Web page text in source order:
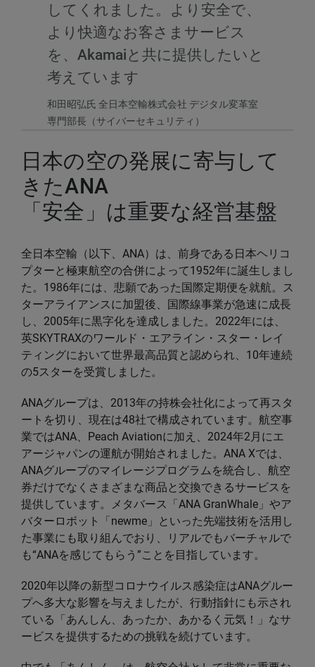
してくれました。より安全で、
より快適なお客さまサービス
を、Akamaiと共に提供したいと
考えています
和田昭弘氏 全日本空輸株式会社 デジタル変革室
専門部長（サイバーセキュリティ）
日本の空の発展に寄与して
きたANA
「安全」は重要な経営基盤
全日本空輸（以下、ANA）は、前身である日本ヘリコ
プターと極東航空の合併によって1952年に誕生しまし
た。1986年には、悲願であった国際定期便を就航。ス
ターアライアンスに加盟後、国際線事業が急速に成長
し、2005年に黒字化を達成しました。2022年には、
英SKYTRAXのワールド・エアライン・スター・レイ
ティングにおいて世界最高品質と認められ、10年連続
の5スターを受賞しました。
ANAグループは、2013年の持株会社化によって再スタ
ートを切り、現在は48社で構成されています。航空事
業ではANA、Peach Aviationに加え、2024年2月にエ
アージャパンの運航が開始されました。ANA Xでは、
ANAグループのマイレージプログラムを統合し、航空
券だけでなくさまざまな商品と交換できるサービスを
提供しています。メタバース「ANA GranWhale」やア
バターロボット「newme」といった先端技術を活用し
た事業にも取り組んでおり、リアルでもバーチャルで
も“ANAを感じてもらう”ことを目指しています。
2020年以降の新型コロナウイルス感染症はANAグルー
プへ多大な影響を与えましたが、行動指針にも示され
ている「あんしん、あったか、あかるく元気！」なサ
ービスを提供するための挑戦を続けています。